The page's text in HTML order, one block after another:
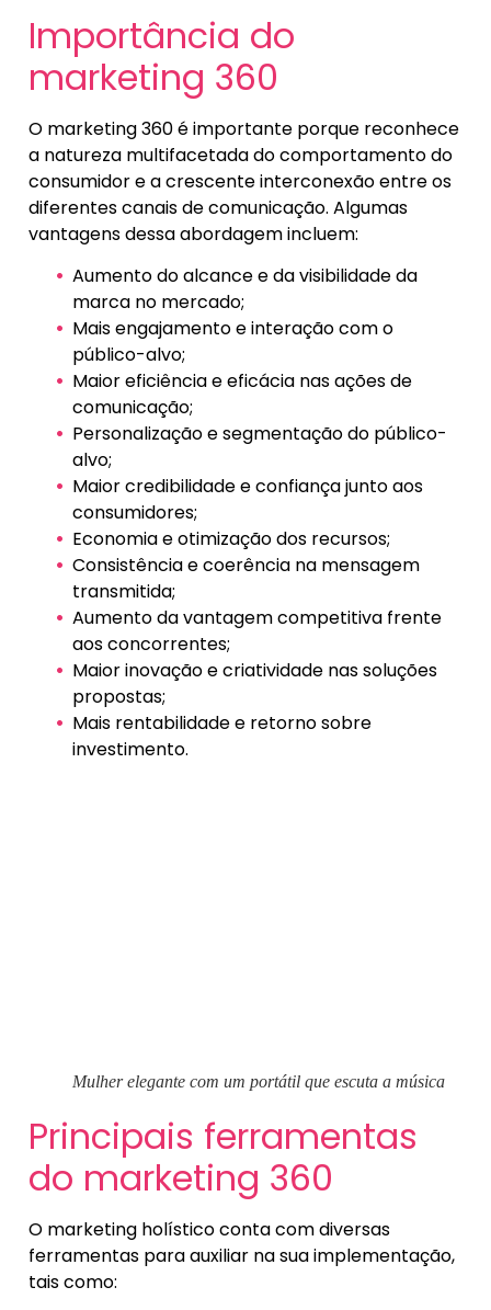
Importância do
marketing 360
O marketing 360 é importante porque reconhece
a natureza multifacetada do comportamento do
consumidor e a crescente interconexão entre os
diferentes canais de comunicação. Algumas
vantagens dessa abordagem incluem:
Aumento do alcance e da visibilidade da
marca no mercado;
Mais engajamento e interação com o
público-alvo;
Maior eficiência e eficácia nas ações de
comunicação;
Personalização e segmentação do público-
alvo;
Maior credibilidade e confiança junto aos
consumidores;
Economia e otimização dos recursos;
Consistência e coerência na mensagem
transmitida;
Aumento da vantagem competitiva frente
aos concorrentes;
Maior inovação e criatividade nas soluções
propostas;
Mais rentabilidade e retorno sobre
investimento.
Mulher elegante com um portátil que escuta a música
Principais ferramentas
do marketing 360
O marketing holístico conta com diversas
ferramentas para auxiliar na sua implementação,
tais como: